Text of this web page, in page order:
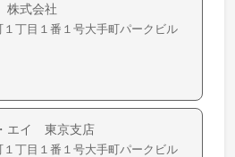
株式会社
１丁目１番１号大手町パークビル
エイ 東京支店
１丁目１番１号大手町パークビル